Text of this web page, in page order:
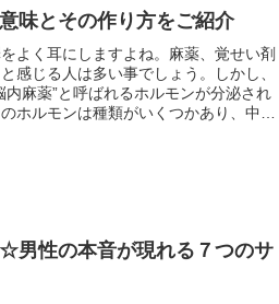
味とその作り方をご紹介
よく耳にしますよね。麻薬、覚せい剤
感じる人は多い事でしょう。しかし、
内麻薬”と呼ばれるホルモンが分泌され
ホルモンは種類がいくつかあり、中に
男性の本音が現れる７つのサ